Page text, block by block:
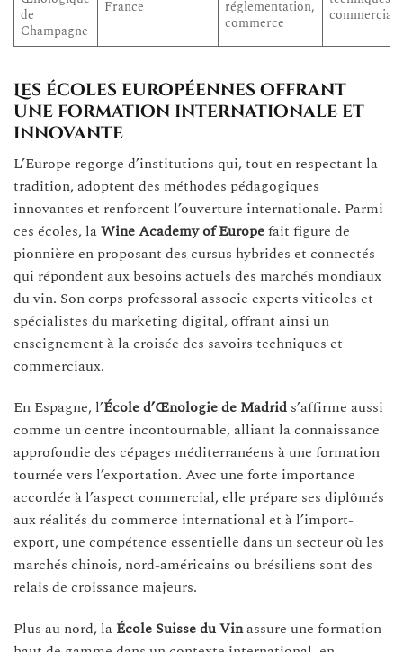
de
Champagne
France
réglementation,
commerce
Les écoles européennes offrant
une formation internationale et
innovante
L’Europe regorge d’institutions qui, tout en respectant la
tradition, adoptent des méthodes pédagogiques
innovantes et renforcent l’ouverture internationale. Parmi
ces écoles, laWine Academy of Europefait figure de
pionnière en proposant des cursus hybrides et connectés
qui répondent aux besoins actuels des marchés mondiaux
du vin. Son corps professoral associe experts viticoles et
spécialistes du marketing digital, offrant ainsi un
enseignement à la croisée des savoirs techniques et
commerciaux.
En Espagne, l’École d’Œnologie de Madrid s’affirme aussi
comme un centre incontournable, alliant la connaissance
approfondie des cépages méditerranéens à une formation
tournée vers l’exportation. Avec une forte importance
accordée à l’aspect commercial, elle prépare ses diplômés
aux réalités du commerce international et à l’import-
export, une compétence essentielle dans un secteur où les
marchés chinois, nord-américains ou brésiliens sont des
relais de croissance majeurs.
Plus au nord, la École Suisse du Vinassure une formation